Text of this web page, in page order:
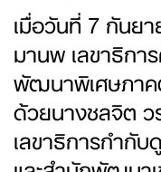
เมื่อวันที่ 7 กันย
มานพ เลขาธิกา
พัฒนาพิเศษภา
ด้วยนางชลจิต
เลขาธิการกำกั